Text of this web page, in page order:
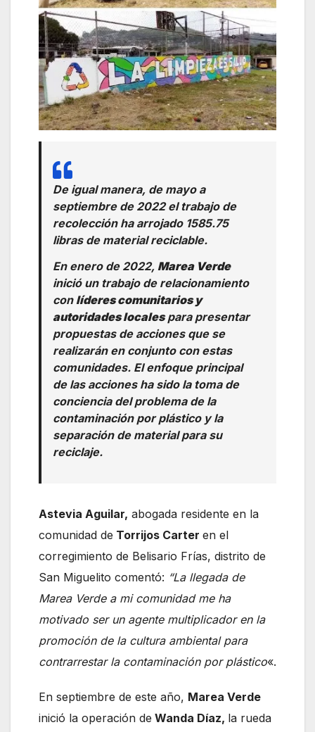
De igual manera, de mayo a
septiembre de 2022 el trabajo de
recolección ha arrojado 1585.75
libras de material reciclable.
En enero de 2022, Marea Verde
inició un trabajo de relacionamiento
con líderes comunitarios y
autoridades localespara presentar
propuestas de acciones que se
realizarán en conjunto con estas
comunidades. El enfoque principal
de las acciones ha sido la toma de
conciencia del problema de la
contaminación por plástico y la
separación de material para su
reciclaje.
Astevia Aguilar, abogada residente en la
comunidad de Torrijos Carter en el
corregimiento de Belisario Frías, distrito de
San Miguelito comentó: “La llegada de
Marea Verde a mi comunidad me ha
motivado ser un agente multiplicador en la
promoción de la cultura ambiental para
contrarrestar la contaminación por plástico«.
En septiembre de este año, Marea Verde
inició la operación de Wanda Díaz, la rueda